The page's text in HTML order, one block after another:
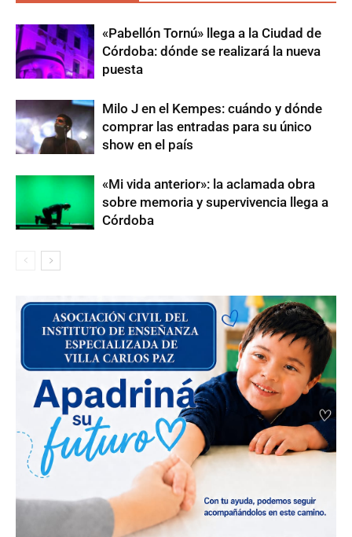
«Pabellón Tornú» llega a la Ciudad de
Córdoba: dónde se realizará la nueva
puesta
Milo J en el Kempes: cuándo y dónde
comprar las entradas para su único
show en el país
«Mi vida anterior»: la aclamada obra
sobre memoria y supervivencia llega a
Córdoba